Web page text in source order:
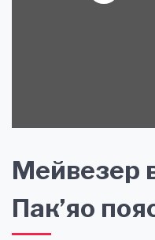
Мейвезер
Пак’яо